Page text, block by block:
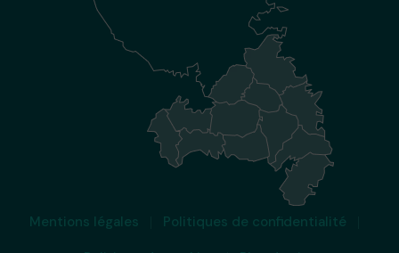
Mentions légales
Politiques de confidentialité